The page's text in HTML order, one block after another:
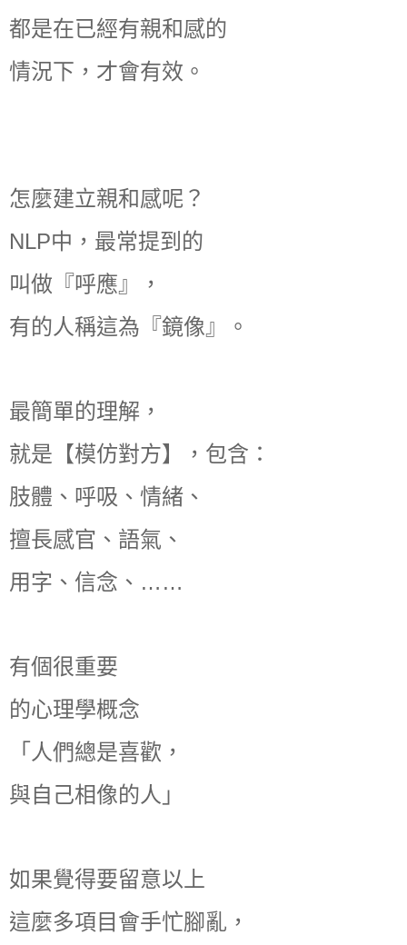
都是在已經有親和感的
情況下，才會有效。
怎麼建立親和感呢？
NLP中，最常提到的
叫做『呼應』，
有的人稱這為『鏡像』。
最簡單的理解，
就是【模仿對方】，包含：
肢體、呼吸、情緒、
擅長感官、語氣、
用字、信念、……
有個很重要
的心理學概念
「人們總是喜歡，
與自己相像的人」
如果覺得要留意以上
這麼多項目會手忙腳亂，